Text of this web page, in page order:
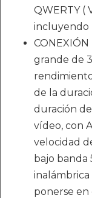
QWERTY (
incluyendo
grande de
de la
duración
vídeo, con
velocidad
bajo banda
ponerse